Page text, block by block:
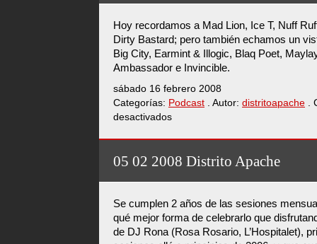
Hoy recordamos a Mad Lion, Ice T, Nuff
Dirty Bastard; pero también echamos un
Big City, Earmint & Illogic, Blaq Poet,
Ambassador e Invincible.
sábado 16 febrero 2008
Categorías: Podcast . Autor: distritoapache .
desactivadosen
02
Distrito
05 02 2008 Distrito Apache
Se cumplen 2 años de las sesiones
qué mejor forma de celebrarlo que
de DJ Rona (Rosa Rosario, L’Hospitalet),